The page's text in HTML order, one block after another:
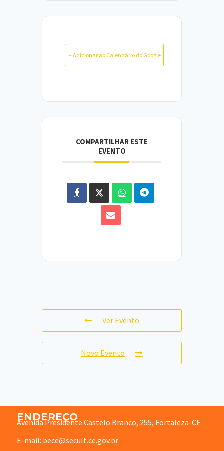
+ Adicionar ao Calendário do Google
COMPARTILHAR ESTE
EVENTO
Ver Evento
Novo Evento
ENDEREÇO
Avenida Presidente Castelo Branco, 255, Fortaleza-CE
E-mail: bece@secult.ce.gov.br